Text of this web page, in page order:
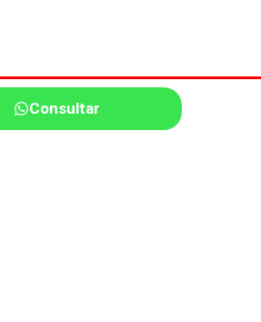
Consultar